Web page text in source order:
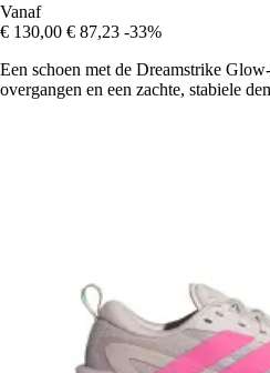
Vanaf
€ 130,00 € 87,23 -33%
Een schoen met de Dreamstrike
overgangen en een zachte, stabiele